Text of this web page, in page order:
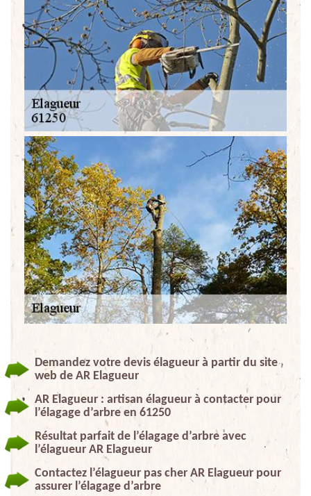
Demandez votre devis élagueur à partir du site
web de AR Elagueur
AR Elagueur : artisan élagueur à contacter pour
l’élagage d’arbre en 61250
Résultat parfait de l’élagage d’arbre avec
l’élagueur AR Elagueur
Contactez l’élagueur pas cher AR Elagueur pour
assurer l’élagage d’arbre